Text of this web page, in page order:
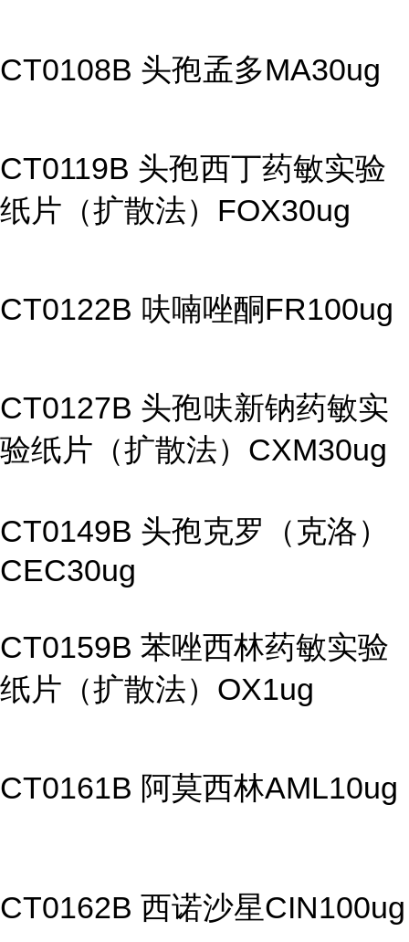
CT0108B 头孢孟多MA30ug
CT0119B 头孢西丁药敏实验
纸片（扩散法）FOX30ug
CT0122B 呋喃唑酮FR100ug
CT0127B 头孢呋新钠药敏实
验纸片（扩散法）CXM30ug
CT0149B 头孢克罗（克洛）
CEC30ug
CT0159B 苯唑西林药敏实验
纸片（扩散法）OX1ug
CT0161B 阿莫西林AML10ug
CT0162B 西诺沙星CIN100ug